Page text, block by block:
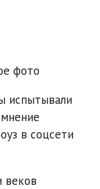
фото
испытывали
в соцсети
веков